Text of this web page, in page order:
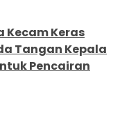
Kecam Keras
Tangan Kepala
Pencairan